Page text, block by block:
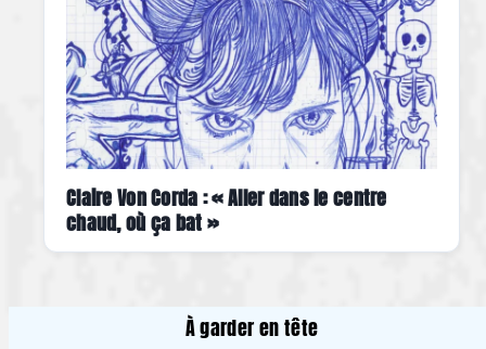
Claire Von Corda : « Aller dans le centre
chaud, où ça bat »
À garder en tête